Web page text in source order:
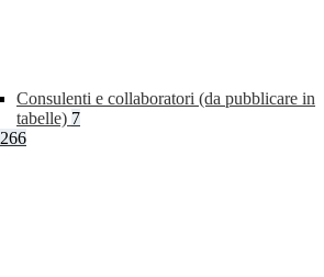
Consulenti e collaboratori (da pubblicare in
tabelle) 7
266